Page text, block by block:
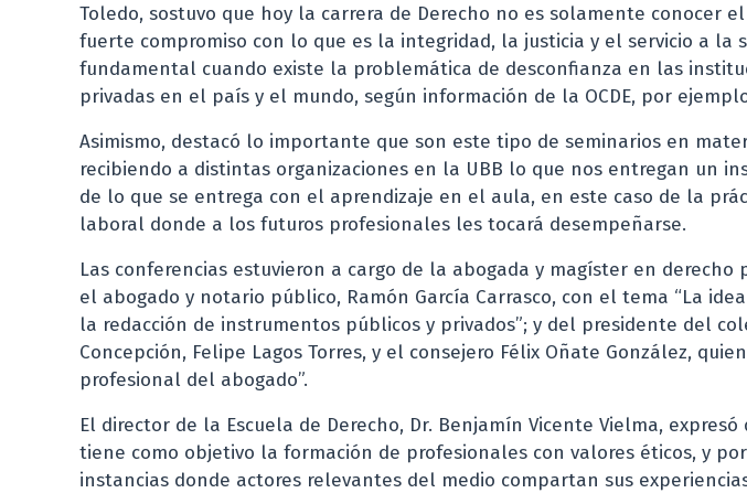
Toledo, sostuvo que hoy la carrera de Derecho no es solamente conocer
fuerte compromiso con lo que es la integridad, la justicia y el servicio a la
fundamental cuando existe la problemática de desconfianza en las
privadas en el país y el mundo, según información de la OCDE, por
Asimismo, destacó lo importante que son este tipo de seminarios en
recibiendo a distintas organizaciones en la UBB lo que nos entregan un
de lo que se entrega con el aprendizaje en el aula, en este caso de la
laboral donde a los futuros profesionales les tocará desempeñarse.
Las conferencias estuvieron a cargo de la abogada y magíster en derecho
el abogado y notario público, Ramón García Carrasco, con el tema “La
la redacción de instrumentos públicos y privados”; y del presidente del
Concepción, Felipe Lagos Torres, y el consejero Félix Oñate González,
profesional del abogado”.
El director de la Escuela de Derecho, Dr. Benjamín Vicente Vielma,
tiene como objetivo la formación de profesionales con valores éticos, y
instancias donde actores relevantes del medio compartan sus